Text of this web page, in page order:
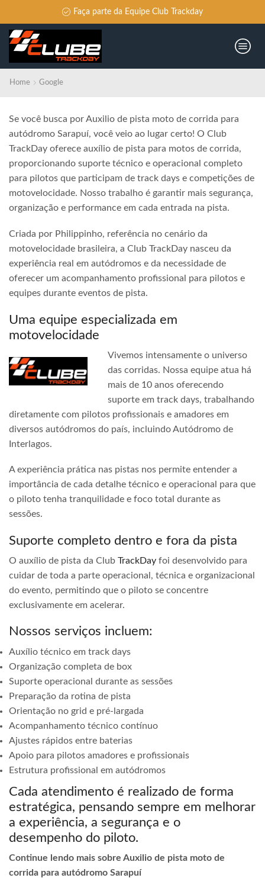
Faça parte da Equipe Club Trackday
Home Google
Se você busca por Auxilio de pista moto de corrida para
autódromo Sarapuí, você veio ao lugar certo! O Club
TrackDay oferece auxílio de pista para motos de corrida,
proporcionando suporte técnico e operacional completo
para pilotos que participam de track days e competições de
motovelocidade. Nosso trabalho é garantir mais segurança,
organização e performance em cada entrada na pista.
Criada por Philippinho, referência no cenário da
motovelocidade brasileira, a Club TrackDay nasceu da
experiência real em autódromos e da necessidade de
oferecer um acompanhamento profissional para pilotos e
equipes durante eventos de pista.
Uma equipe especializada em
motovelocidade
Vivemos intensamente o universo
das corridas. Nossa equipe atua há
mais de 10 anos oferecendo
suporte em track days, trabalhando
diretamente com pilotos profissionais e amadores em
diversos autódromos do país, incluindo Autódromo de
Interlagos.
A experiência prática nas pistas nos permite entender a
importância de cada detalhe técnico e operacional para que
o piloto tenha tranquilidade e foco total durante as
sessões.
Suporte completo dentro e fora da pista
O auxílio de pista da Club TrackDay foi desenvolvido para
cuidar de toda a parte operacional, técnica e organizacional
do evento, permitindo que o piloto se concentre
exclusivamente em acelerar.
Nossos serviços incluem:
Auxílio técnico em track days
Organização completa de box
Suporte operacional durante as sessões
Preparação da rotina de pista
Orientação no grid e pré-largada
Acompanhamento técnico contínuo
Ajustes rápidos entre baterias
Apoio para pilotos amadores e profissionais
Estrutura profissional em autódromos
Cada atendimento é realizado de forma
estratégica, pensando sempre em melhorar
a experiência, a segurança e o
desempenho do piloto.
Continue lendo mais sobre Auxilio de pista moto de
corrida para autódromo Sarapuí